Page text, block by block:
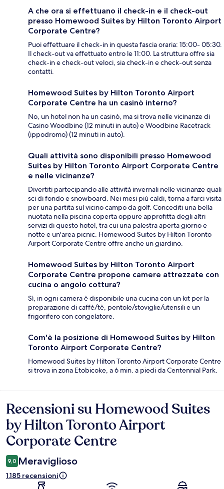
A che ora si effettuano il check-in e il check-out
presso Homewood Suites by Hilton Toronto Airport
Corporate Centre?
Puoi effettuare il check-in in questa fascia oraria: 15:00- 05:30.
Il check-out va effettuato entro le 11:00. La struttura offre sia
check-in e check-out veloci, sia check-in e check-out senza
contatti.
Homewood Suites by Hilton Toronto Airport
Corporate Centre ha un casinò interno?
No, un hotel non ha un casinò, ma si trova nelle vicinanze di
Casino Woodbine (12 minuti in auto) e Woodbine Racetrack
(ippodromo) (12 minuti in auto).
Quali attività sono disponibili presso Homewood
Suites by Hilton Toronto Airport Corporate Centre
e nelle vicinanze?
Divertiti partecipando alle attività invernali nelle vicinanze quali
sci di fondo e snowboard. Nei mesi più caldi, torna a farci visita
per una partita sul vicino campo da golf. Concediti una bella
nuotata nella piscina coperta oppure approfitta degli altri
servizi di questo hotel, tra cui una palestra aperta giorno e
notte e un'area picnic. Homewood Suites by Hilton Toronto
Airport Corporate Centre offre anche un giardino.
Homewood Suites by Hilton Toronto Airport
Corporate Centre propone camere attrezzate con
cucina o angolo cottura?
Sì, in ogni camera è disponibile una cucina con un kit per la
preparazione di caffè/tè, pentole/stoviglie/utensili e un
frigorifero con congelatore.
Com'è la posizione di Homewood Suites by Hilton
Toronto Airport Corporate Centre?
Homewood Suites by Hilton Toronto Airport Corporate Centre
si trova in zona Etobicoke, a 6 min. a piedi da Centennial Park.
Recensioni
Recensioni su Homewood Suites
by Hilton Toronto Airport
Corporate Centre
9,0 Meraviglioso
1.185 recensioni